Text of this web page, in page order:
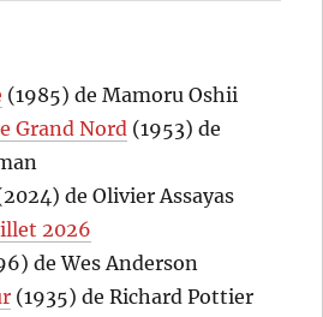
(1985) de Mamoru Oshii
Grand Nord (1953) de
de Olivier Assayas
2026
de Wes Anderson
(1935) de Richard Pottier